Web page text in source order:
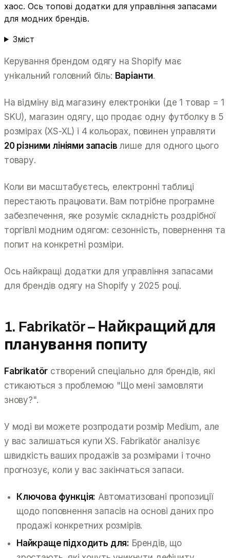
хаос. Ось топові додатки для управління запасами
для модних брендів.
Зміст
Керування брендом одягу на Shopify має
унікальний головний біль: Варіанти.
На відміну від магазину електроніки (де 1 товар = 1
SKU), магазин одягу, що продає одну футболку в 5
розмірах (XS-XL) і 4 кольорах, повинен управляти
20 різними лініями запасів лише для одного цього
товару.
Коли ви масштабуєтесь, електронні таблиці
перестають працювати. Вам потрібне програмне
забезпечення, яке розуміє складність роздрібної
торгівлі модним одягом: сезонність, повернення та
попит на конкретні розміри.
Ось найкращі додатки для управління запасами
для брендів одягу на Shopify у 2025 році.
1. Fabrikatör – Найкращий для
планування попиту
Fabrikatör створений спеціально для брендів, які
стикаються з проблемою "Що мені замовляти
знову?".
У моді ви можете розпродати розмір Medium, але
у вас залишаться купи XS. Fabrikatör аналізує
швидкість ваших продажів за розмірами і точно
прогнозує, коли у вас закінчаться запаси.
Ключова функція: Автоматизовані пропозиції
щодо поповнення запасів на основі даних про
продажі конкретних розмірів.
Найкраще підходить для: Брендів, що